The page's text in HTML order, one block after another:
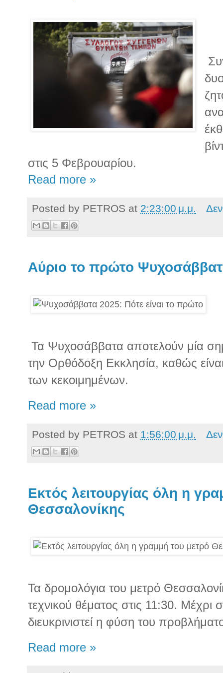
στις 5 Φεβρουαρίου.
Read more »
Posted by PETROS at 2:23:00 μ.μ.
Αύριο το πρώτο
Τα Ψυχοσάββατα αποτελούν μία
την Ορθόδοξη Εκκλησία, καθώς
των κεκοιμημένων.
Read more »
Posted by PETROS at 1:56:00 μ.μ.
Εκτός λειτουργίας όλη η
Θεσσαλονίκης
Τα δρομολόγια του μετρό
τεχνικού θέματος στις 11:30. Μέχρι
διευκρινιστεί η φύση του
Read more »